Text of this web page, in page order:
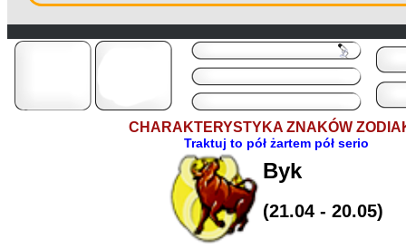
Fridus
Silesia
Od: 00:00
Do: 10:00
CHARAKTERYSTYKA ZNAKÓW
Traktuj to pół żartem pół serio
Byk
(21.04 - 20.05)